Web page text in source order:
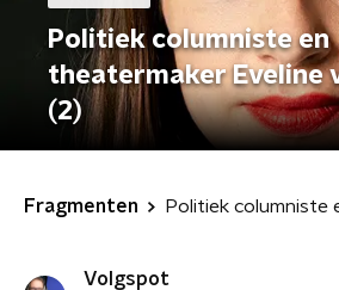
Politiek columniste en
theatermaker Eveline
(2)
Fragmenten
Volgspot